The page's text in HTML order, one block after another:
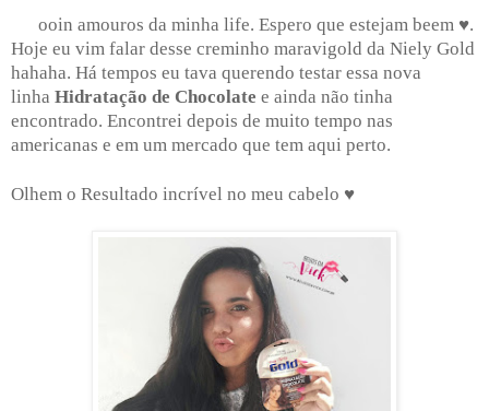
ooin amouros da minha life. Espero que estejam beem ♥.
Hoje eu vim falar desse creminho maravigold da Niely Gold
hahaha. Há tempos eu tava querendo testar essa nova
linha Hidratação de Chocolate e ainda não tinha
encontrado. Encontrei depois de muito tempo nas
americanas e em um mercado que tem aqui perto.
Olhem o Resultado incrível no meu cabelo ♥